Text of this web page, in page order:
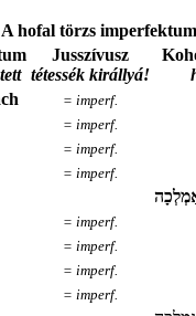
A hofal törzs
Jusszívusz
tétessék királlyá!
= imperf.
= imperf.
= imperf.
= imperf.
= imperf.
= imperf.
= imperf.
= imperf.